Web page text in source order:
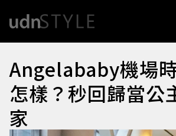
Angelababy機場
怎樣？秒回歸當公
家